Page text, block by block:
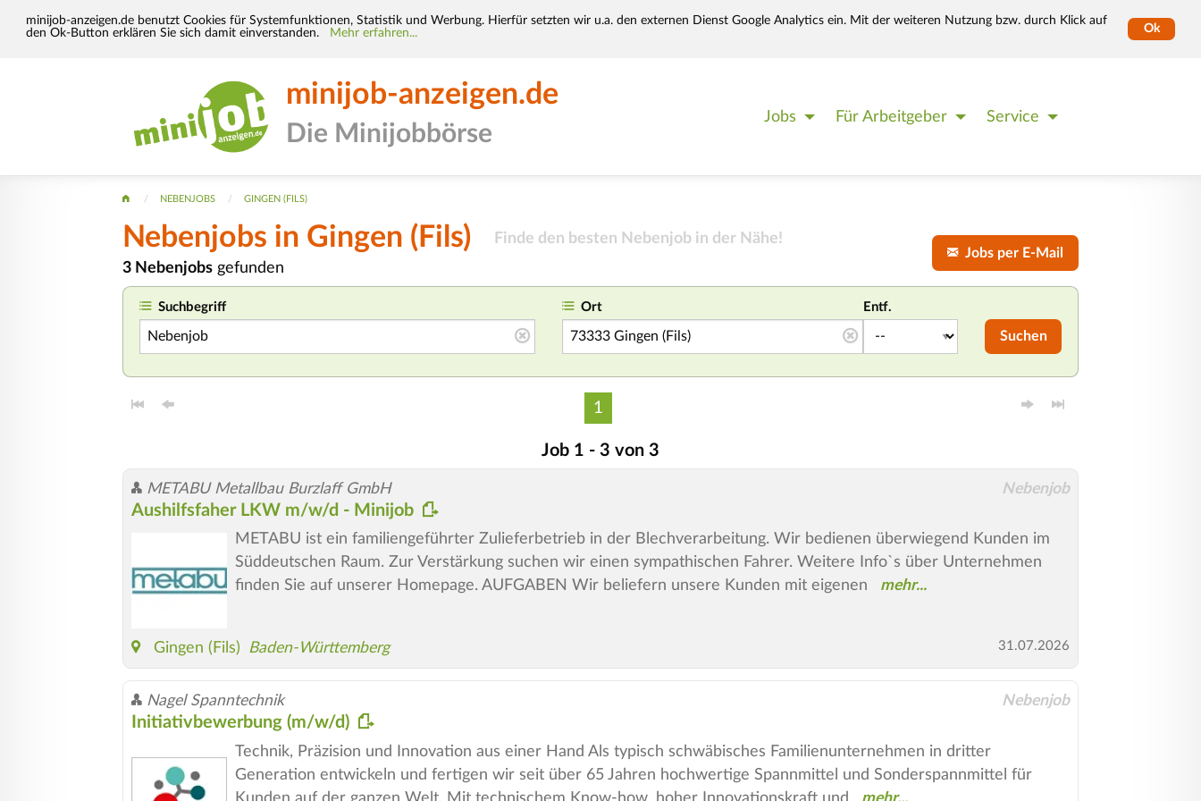
minijob-anzeigen.de benutzt Cookies für Systemfunktionen, Statistik und Werbung. Hierfür setzten wir u.a. den externen Dienst Google Analytics ein. Mit der weiteren Nutzung bzw. durch Klick auf
den Ok-Button erklären Sie sich damit einverstanden.
Mehr erfahren... Ok
minijob-anzeigen.de
Die Minijobbörse
Jobs Für Arbeitgeber Service
NEBENJOBS GINGEN (FILS)
Nebenjobs in Gingen (Fils) Finde den besten Nebenjob in der Nähe!
3 Nebenjobs gefunden
Jobs per E-Mail
Suchbegriff Ort Entf.
Suchen
1
Job 1 - 3 von 3
METABU Metallbau Burzlaff GmbH Nebenjob
Aushilfsfaher LKW m/w/d - Minijob
METABU ist ein familiengeführter Zulieferbetrieb in der Blechverarbeitung. Wir bedienen überwiegend Kunden im
Süddeutschen Raum. Zur Verstärkung suchen wir einen sympathischen Fahrer. Weitere Info`s über Unternehmen
finden Sie auf unserer Homepage. AUFGABEN Wir beliefern unsere Kunden mit eigenen
Gingen (Fils) Baden-Württemberg 31.07.2026
Nagel Spanntechnik Nebenjob
Initiativbewerbung (m/w/d)
Technik, Präzision und Innovation aus einer Hand Als typisch schwäbisches Familienunternehmen in dritter
Generation entwickeln und fertigen wir seit über 65 Jahren hochwertige Spannmittel und Sonderspannmittel für
Kunden auf der ganzen Welt. Mit technischem Know-how, hoher Innovationskraft und